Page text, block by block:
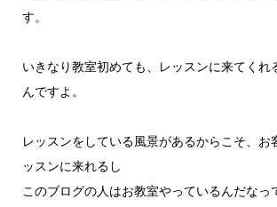
す。
いきなり教室初めても、レッスンに来てくれ
んですよ。
レッスンをしている風景があるからこそ、お
ッスンに来れるし
このブログの人はお教室やっているんだなっ